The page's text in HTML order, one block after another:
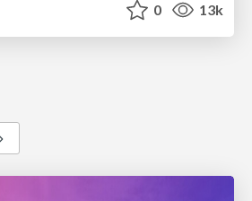
0 13k